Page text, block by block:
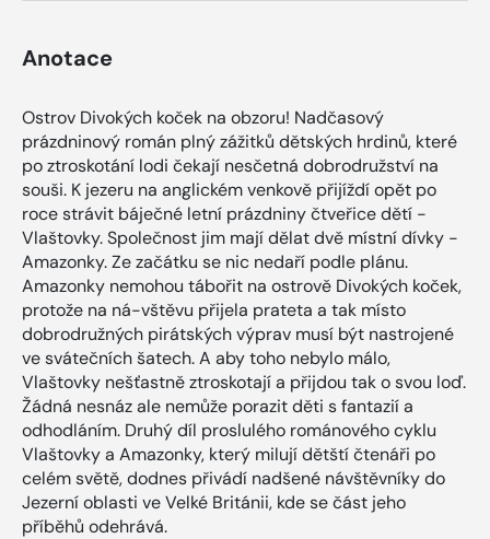
Anotace
Ostrov Divokých koček na obzoru! Nadčasový
prázdninový román plný zážitků dětských hrdinů, které
po ztroskotání lodi čekají nesčetná dobrodružství na
souši. K jezeru na anglickém venkově přijíždí opět po
roce strávit báječné letní prázdniny čtveřice dětí -
Vlaštovky. Společnost jim mají dělat dvě místní dívky -
Amazonky. Ze začátku se nic nedaří podle plánu.
Amazonky nemohou tábořit na ostrově Divokých koček,
protože na ná-vštěvu přijela prateta a tak místo
dobrodružných pirátských výprav musí být nastrojené
ve svátečních šatech. A aby toho nebylo málo,
Vlaštovky nešťastně ztroskotají a přijdou tak o svou loď.
Žádná nesnáz ale nemůže porazit děti s fantazií a
odhodláním. Druhý díl proslulého románového cyklu
Vlaštovky a Amazonky, který milují dětští čtenáři po
celém světě, dodnes přivádí nadšené návštěvníky do
Jezerní oblasti ve Velké Británii, kde se část jeho
příběhů odehrává.